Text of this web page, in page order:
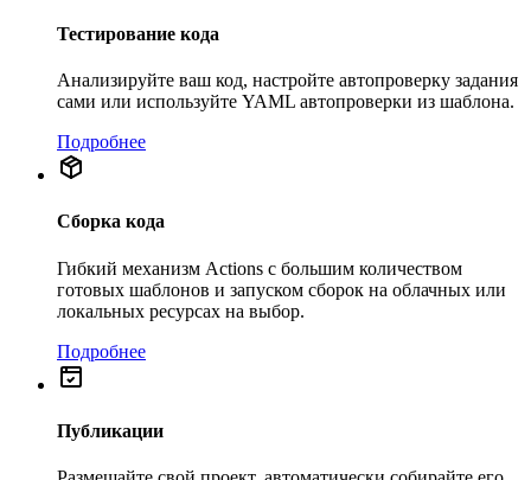
Тестирование кода
Анализируйте ваш код, настройте автопроверку задания
сами или используйте YAML автопроверки из шаблона.
Подробнее
Сборка кода
Гибкий механизм Actions с большим количеством
готовых шаблонов и запуском сборок на облачных или
локальных ресурсах на выбор.
Подробнее
Публикации